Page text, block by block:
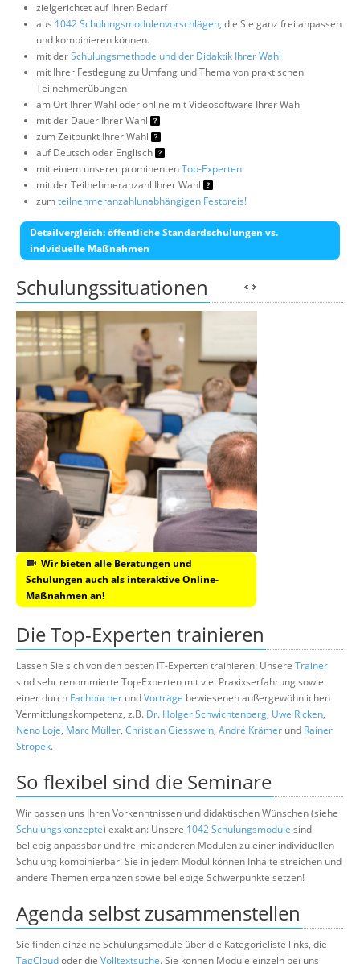
zielgerichtet auf Ihren Bedarf
aus 1042 Schulungsmodulenvorschlägen, die Sie ganz frei anpassen
und kombinieren können.
mit derSchulungsmethode und der Didaktik Ihrer Wahl
mit Ihrer Festlegung zu Umfang und Thema von praktischen
Teilnehmerübungen
am Ort Ihrer Wahl oder online mit Videosoftware Ihrer Wahl
mit der Dauer Ihrer Wahl
zum Zeitpunkt Ihrer Wahl
auf Deutsch oder Englisch
mit einem unserer prominentenTop-Experten
mit der Teilnehmeranzahl Ihrer Wahl
zumteilnehmeranzahlunabhängigen Festpreis!
Detailvergleich: öffentliche Standardschulungen vs.
indviduelle Maßnahmen
Schulungssituationen
Wir bieten alle Beratungen und
Schulungen auch als interaktive Online-
Maßnahmen an!
Die Top-Experten trainieren
Lassen Sie sich von den besten IT-Experten trainieren: Unsere Trainer
sind sehr renommierte Top-Experten mit viel Praxixserfahrung sowie
einer durch Fachbücher undVorträge bewiesenen außergewöhnlichen
Vermittlungskompetenz, z.B. Dr. Holger Schwichtenberg, Uwe Ricken,
Neno Loje, Marc Müller, Christian Giesswein, André Krämer und Rainer
Stropek.
So flexibel sind die Seminare
Wir passen uns Ihren Vorkenntnissen und didaktischen Wünschen (siehe
Schulungskonzepte) exakt an: Unsere 1042 Schulungsmodule sind
beliebig anpassbar und frei mit anderen Modulen zu einer individuellen
Schulung kombinierbar! Sie in jedem Modul können Inhalte streichen und
andere Themen ergänzen sowie beliebige Schwerpunkte setzen!
Agenda selbst zusammenstellen
Sie finden einzelne Schulungsmodule über die Kategorieliste links, die
TagCloudoder die Volltextsuche. Sie können Module einzeln bei uns